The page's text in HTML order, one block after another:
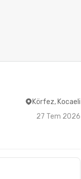
Körfez, Kocaeli
27 Tem 2026